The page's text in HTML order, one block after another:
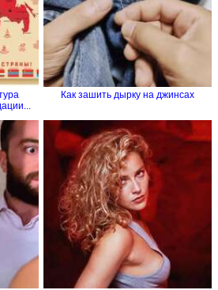
Как зашить дырку на джинсах